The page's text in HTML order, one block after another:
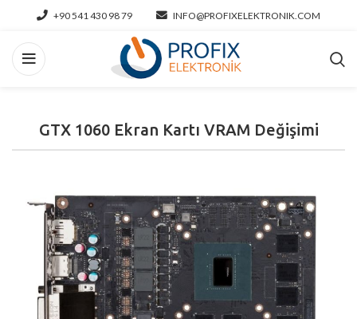
+90 541 430 98 79 INFO@PROFIXELEKTRONIK.COM
GTX 1060 Ekran Kartı VRAM Değişimi